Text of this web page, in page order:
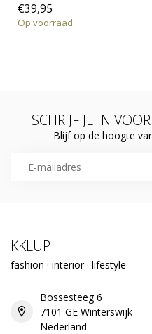
€39,95
Op voorraad
SCHRIJF JE IN
Blijf op de hoogte
KKLUP
fashion · interior · lifestyle
Bossesteeg 6
7101 GE Winterswijk
Nederland